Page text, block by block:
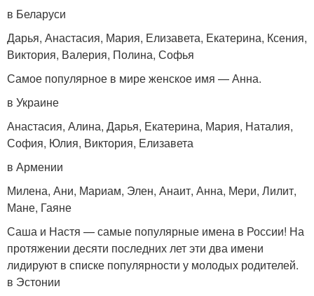
в Беларуси
Дарья, Анастасия, Мария, Елизавета, Екатерина, Ксения,
Виктория, Валерия, Полина, Софья
Самое популярное в мире женское имя — Анна.
в Украине
Анастасия, Алина, Дарья, Екатерина, Мария, Наталия,
София, Юлия, Виктория, Елизавета
в Армении
Милена, Ани, Мариам, Элен, Анаит, Анна, Мери, Лилит,
Мане, Гаяне
Саша и Настя — самые популярные имена в России! На
протяжении десяти последних лет эти два имени
лидируют в списке популярности у молодых родителей.
в Эстонии